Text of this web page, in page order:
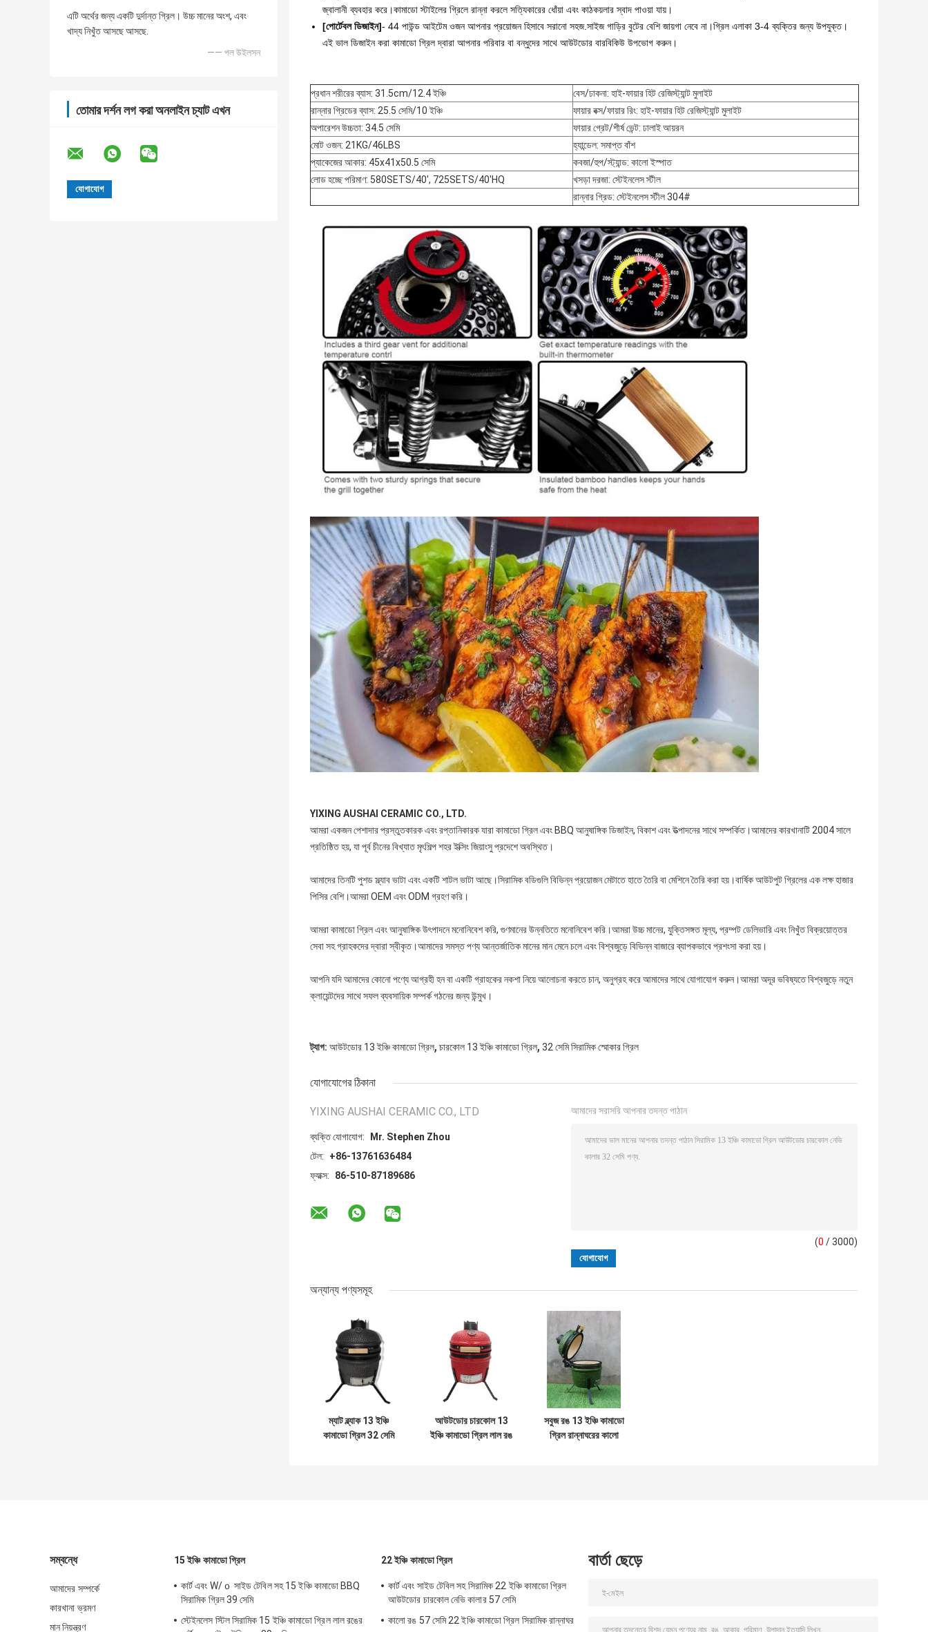
এটি অর্থের জন্য একটি দুর্দান্ত গ্রিল। উচ্চ মানের অংশ, এবং
খাদ্য নিখুঁত আসছে আসছে.
—— পল উইলসন
তোমার দর্শন লগ করা অনলাইন চ্যাট এখন
জ্বালানী ব্যবহার করে।কামাডো স্টাইলের গ্রিলে রান্না করলে সত্যিকারের ধোঁয়া এবং কাঠকয়লার স্বাদ পাওয়া যায়।
[পোর্টেবল ডিজাইন]- 44 পাউন্ড আইটেম ওজন আপনার প্রয়োজন হিসাবে সরানো সহজ.সাইজ গাড়ির বুটের বেশি জায়গা নেবে না।গ্রিল এলাকা 3-4 ব্যক্তির জন্য উপযুক্ত।
এই ভাল ডিজাইন করা কামাডো গ্রিল দ্বারা আপনার পরিবার বা বন্ধুদের সাথে আউটডোর বারবিকিউ উপভোগ করুন।
প্রধান শরীরের ব্যাস: 31.5cm/12.4 ইঞ্চি
বেস/ঢাকনা: হাই-ফায়ার হিট রেজিস্ট্যান্ট মুলাইট
রান্নার গ্রিডের ব্যাস: 25.5 সেমি/10 ইঞ্চি
ফায়ার বক্স/ফায়ার রিং: হাই-ফায়ার হিট রেজিস্ট্যান্ট মুলাইট
অপারেশন উচ্চতা: 34.5 সেমি
ফায়ার গ্রেট/শীর্ষ ভেন্ট: ঢালাই আয়রন
মোট ওজন: 21KG/46LBS
হ্যান্ডেল: সমাপ্ত বাঁশ
প্যাকেজের আকার: 45x41x50.5 সেমি
কবজা/হুপ/স্ট্যান্ড: কালো ইস্পাত
লোড হচ্ছে পরিমাণ: 580SETS/40', 725SETS/40'HQ
খসড়া দরজা: স্টেইনলেস স্টীল
রান্নার গ্রিড: স্টেইনলেস স্টীল 304#
YIXING AUSHAI CERAMIC CO., LTD.
আমরা একজন পেশাদার প্রস্তুতকারক এবং রপ্তানিকারক যারা কামাডো গ্রিল এবং BBQ আনুষাঙ্গিক ডিজাইন, বিকাশ এবং উত্পাদনের সাথে সম্পর্কিত।আমাদের কারখানাটি 2004 সালে
প্রতিষ্ঠিত হয়, যা পূর্ব চীনের বিখ্যাত মৃৎশিল্প শহর ইক্সিং জিয়াংসু প্রদেশে অবস্থিত।
আমাদের তিনটি পুশড স্ল্যাব ভাটা এবং একটি শাটল ভাটা আছে।সিরামিক বডিগুলি বিভিন্ন প্রয়োজন মেটাতে হাতে তৈরি বা মেশিনে তৈরি করা হয়।বার্ষিক আউটপুট গ্রিলের এক লক্ষ হাজার
পিসির বেশি।আমরা OEM এবং ODM গ্রহণ করি।
আমরা কামাডো গ্রিল এবং আনুষাঙ্গিক উৎপাদনে মনোনিবেশ করি, গুণমানের উন্নতিতে মনোনিবেশ করি।আমরা উচ্চ মানের, যুক্তিসঙ্গত মূল্য, প্রম্পট ডেলিভারি এবং নিখুঁত বিক্রয়োত্তর
সেবা সহ গ্রাহকদের দ্বারা স্বীকৃত।আমাদের সমস্ত পণ্য আন্তর্জাতিক মানের মান মেনে চলে এবং বিশ্বজুড়ে বিভিন্ন বাজারে ব্যাপকভাবে প্রশংসা করা হয়।
আপনি যদি আমাদের কোনো পণ্যে আগ্রহী হন বা একটি গ্রাহকের নকশা নিয়ে আলোচনা করতে চান, অনুগ্রহ করে আমাদের সাথে যোগাযোগ করুন।আমরা অদূর ভবিষ্যতে বিশ্বজুড়ে নতুন
ক্লায়েন্টদের সাথে সফল ব্যবসায়িক সম্পর্ক গঠনের জন্য উন্মুখ।
ট্যাগ: আউটডোর 13 ইঞ্চি কামাডো গ্রিল, চারকোল 13 ইঞ্চি কামাডো গ্রিল, 32 সেমি সিরামিক স্মোকার গ্রিল
যোগাযোগের ঠিকানা
YIXING AUSHAI CERAMIC CO., LTD
ব্যক্তি যোগাযোগ:
Mr. Stephen Zhou
টেল:
+86-13761636484
ফ্যাক্স:
86-510-87189686
আমাদের সরাসরি আপনার তদন্ত পাঠান
(0 / 3000)
অন্যান্য পণ্যসমূহ
ম্যাট ব্ল্যাক 13 ইঞ্চি
কামাডো গ্রিল 32 সেমি
আউটডোর চারকোল 13
ইঞ্চি কামাডো গ্রিল লাল রঙ
সবুজ রঙ 13 ইঞ্চি কামাডো
গ্রিল রান্নাঘরের কালো
সম্বন্ধে
আমাদের সম্পর্কে
কারখানা ভ্রমণ
মান নিয়ন্ত্রণ
15 ইঞ্চি কামাডো গ্রিল
কার্ট এবং W/ｏ সাইড টেবিল সহ 15 ইঞ্চি কামাডো BBQ
সিরামিক গ্রিল 39 সেমি
স্টেইনলেস স্টিল সিরামিক 15 ইঞ্চি কামাডো গ্রিল লাল রঙের
22 ইঞ্চি কামাডো গ্রিল
কার্ট এবং সাইড টেবিল সহ সিরামিক 22 ইঞ্চি কামাডো গ্রিল
আউটডোর চারকোল নেভি কালার 57 সেমি
কালো রঙ 57 সেমি 22 ইঞ্চি কামাডো গ্রিল সিরামিক রান্নাঘর
বার্তা ছেড়ে